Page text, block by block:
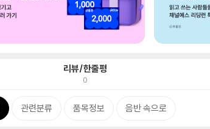
리뷰/한줄평
0
관련분류 품목정보 음반 속으로